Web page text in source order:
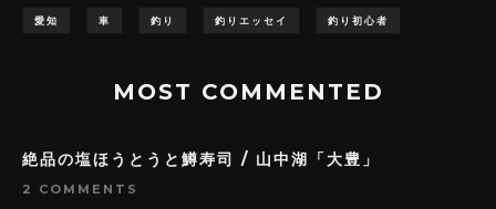
愛知 車 釣り 釣りエッセイ 釣り初心者
MOST COMMENTED
絶品の塩ほうとうと鱒寿司 / 山中湖「大豊」
2 COMMENTS